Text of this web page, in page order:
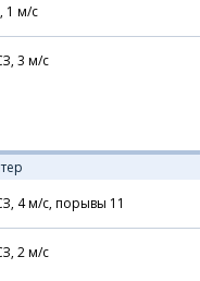
1 м/с
3 м/с
4м/с, порывы 11
2м/с